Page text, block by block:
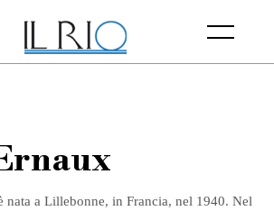
Menu
a Lillebonne, in Francia, nel 1940. Nel